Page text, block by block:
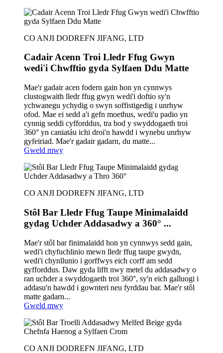
CO ANJI DODREFN JIFANG, LTD
Cadair Acenn Troi Lledr Ffug Gwyn
wedi'i Chwfftio gyda Sylfaen Ddu Matte
Mae'r gadair acen fodern gain hon yn cynnwys
clustogwaith lledr ffug gwyn wedi'i doftio sy'n
ychwanegu ychydig o swyn soffistigedig i unrhyw
ofod. Mae ei sedd a'i gefn moethus, wedi'u padio yn
cynnig seddi cyfforddus, tra bod y swyddogaeth troi
360° yn caniatáu ichi droi'n hawdd i wynebu unrhyw
gyfeiriad. Mae'r gadair gadarn, du matte...
Gweld mwy
CO ANJI DODREFN JIFANG, LTD
Stôl Bar Lledr Ffug Taupe Minimalaidd
gydag Uchder Addasadwy a 360° ...
Mae'r stôl bar finimalaidd hon yn cynnwys sedd gain,
wedi'i chyfuchlinio mewn lledr ffug taupe gwydn,
wedi'i chynllunio i gorffwys eich corff am sedd
gyfforddus. Daw gyda lifft nwy metel du addasadwy o
ran uchder a swyddogaeth troi 360°, sy'n eich galluogi i
addasu'n hawdd i gownteri neu fyrddau bar. Mae'r stôl
matte gadarn...
Gweld mwy
CO ANJI DODREFN JIFANG, LTD